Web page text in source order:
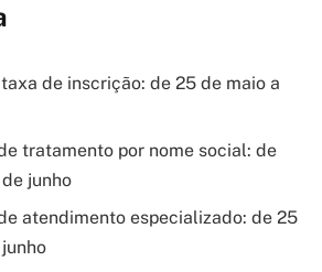
de inscrição: de 25 de maio a
tratamento por nome social: de
junho
atendimento especializado: de 25